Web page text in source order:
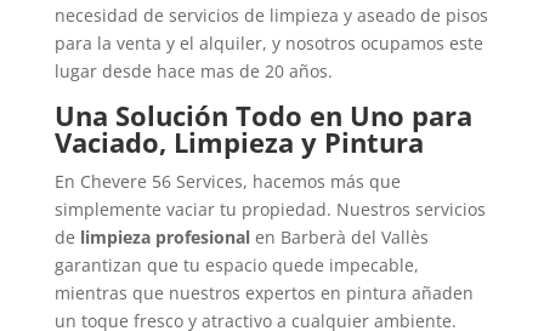
necesidad de servicios de limpieza y aseado de pisos
para la venta y el alquiler, y nosotros ocupamos este
lugar desde hace mas de 20 años.
Una Solución Todo en Uno para
Vaciado, Limpieza y Pintura
En Chevere 56 Services, hacemos más que
simplemente vaciar tu propiedad. Nuestros servicios
de limpieza profesionalen Barberà del Vallès
garantizan que tu espacio quede impecable,
mientras que nuestros expertos en pintura añaden
un toque fresco y atractivo a cualquier ambiente.